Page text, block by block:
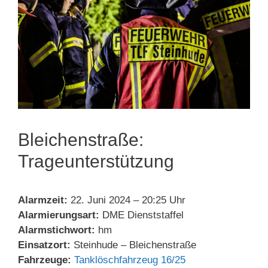
Bleichenstraße:
Trageunterstützung
Alarmzeit: 22. Juni 2024 – 20:25 Uhr
Alarmierungsart: DME Dienststaffel
Alarmstichwort: hm
Einsatzort: Steinhude – Bleichenstraße
Fahrzeuge: Tanklöschfahrzeug 16/25